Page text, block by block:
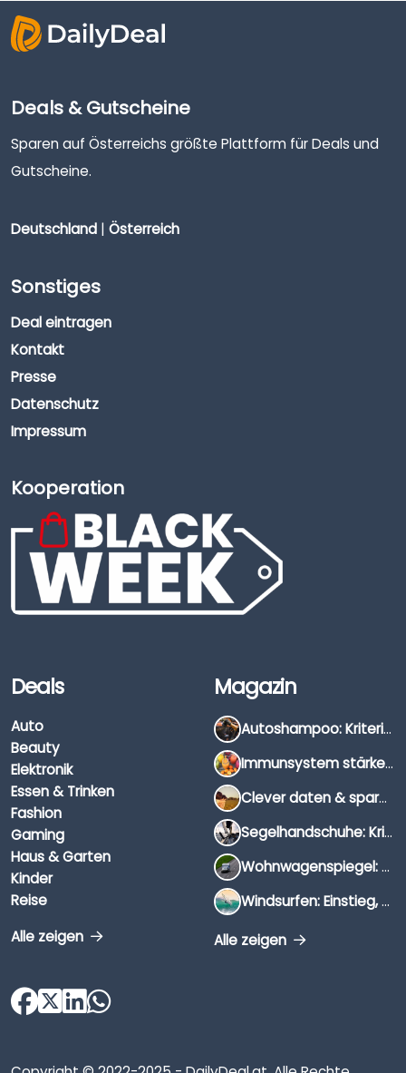
Deals & Gutscheine
Sparen auf Österreichs größte Plattform für Deals und
Gutscheine.
Deutschland | Österreich
Sonstiges
Deal eintragen
Kontakt
Presse
Datenschutz
Impressum
Kooperation
Deals
Auto
Beauty
Elektronik
Essen & Trinken
Fashion
Gaming
Haus & Garten
Kinder
Reise
Alle zeigen
Magazin
Autoshampoo: Kriterien, Unterschiede & Anwendung
Immunsystem stärken: Hausmittel, Vitamine & Wissenswertes
Clever daten & sparen: So findest du die besten Deals für Dates und Unternehmungen
Segelhandschuhe: Kriterien, Materialien & Tipps
Wohnwagenspiegel: Auswahl, Preise & Montage
Windsurfen: Einstieg, Ausrüstung & Tipps
Alle zeigen